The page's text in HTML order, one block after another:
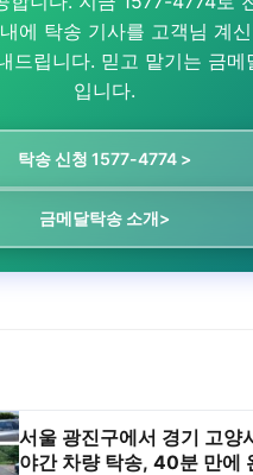
에 탁송 기사를 고객님 계
드립니다. 믿고 맡기는 금메
입니다.
탁송 신청 1577-4774 >
금메달탁송 소개>
서울 광진구에서 경기 고양
야간 차량 탁송, 40분 만에